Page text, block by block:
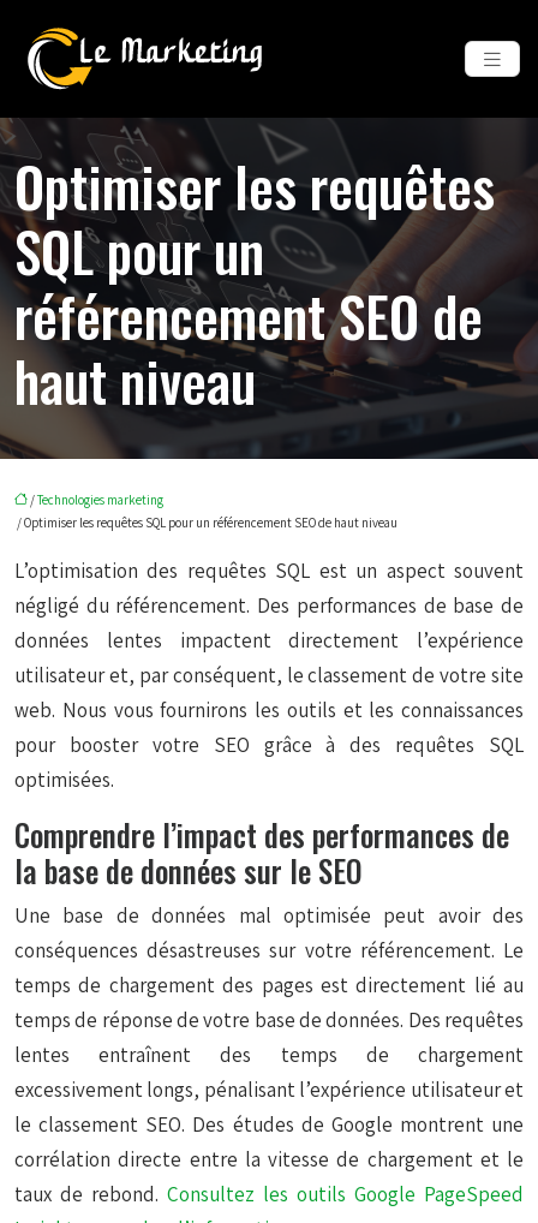
Optimiser les requêtes
SQL pour un
référencement SEO de
haut niveau
/Technologies marketing
/ Optimiser les requêtes SQL pour un référencement SEO de haut niveau
L’optimisation des requêtes SQL est un aspect souvent
négligé du référencement. Des performances de base de
données lentes impactent directement l’expérience
utilisateur et, par conséquent, le classement de votre site
web. Nous vous fournirons les outils et les connaissances
pour booster votre SEO grâce à des requêtes SQL
optimisées.
Comprendre l’impact des performances de
la base de données sur le SEO
Une base de données mal optimisée peut avoir des
conséquences désastreuses sur votre référencement. Le
temps de chargement des pages est directement lié au
temps de réponse de votre base de données. Des requêtes
lentes entraînent des temps de chargement
excessivement longs, pénalisant l’expérience utilisateur et
le classement SEO. Des études de Google montrent une
corrélation directe entre la vitesse de chargement et le
taux de rebond. Consultez les outils Google PageSpeed